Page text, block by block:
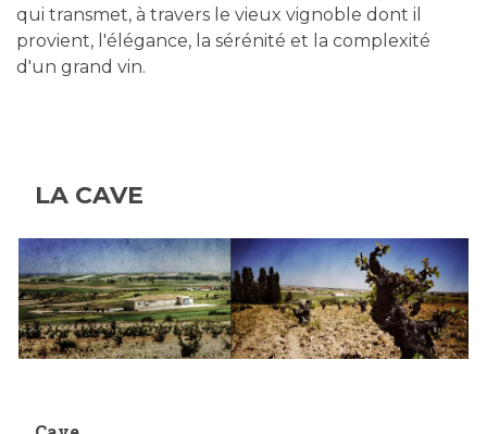
qui transmet, à travers le vieux vignoble dont il
provient, l'élégance, la sérénité et la complexité
d'un grand vin.
LA CAVE